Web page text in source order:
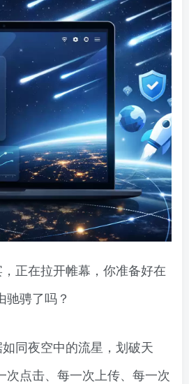
正在拉开帷幕，你准备好在
驰骋了吗？
同夜空中的流星，划破天
次点击、每一次上传、每一次